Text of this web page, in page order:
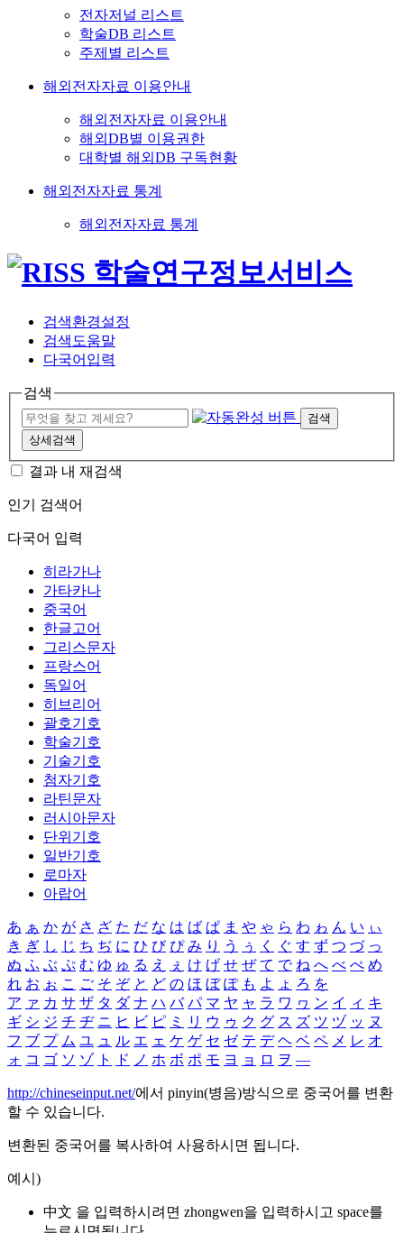
전자저널 리스트
학술DB 리스트
주제별 리스트
해외전자자료 이용안내
해외전자자료 이용안내
해외DB별 이용권한
대학별 해외DB 구독현황
해외전자자료 통계
해외전자자료 통계
검색환경설정
검색도움말
다국어입력
검색
검색
상세검색
결과 내 재검색
인기 검색어
다국어 입력
히라가나
가타카나
중국어
한글고어
그리스문자
프랑스어
독일어
히브리어
괄호기호
학술기호
기술기호
첨자기호
라틴문자
러시아문자
단위기호
일반기호
로마자
아랍어
あ ぁ か が さ ざ た だ な は ば ぱ ま や ゃ ら わ ゎ ん い ぃ
き ぎ し じ ち ぢ に ひ び ぴ み り う ぅ く ぐ す ず つ づ っ
ぬ ふ ぶ ぷ む ゆ ゅ る え ぇ け げ せ ぜ て で ね へ べ ぺ め
れ お ぉ こ ご そ ぞ と ど の ほ ぼ ぽ も よ ょ ろ を
ア ァ カ サ ザ タ ダ ナ ハ バ パ マ ヤ ャ ラ ワ ヮ ン イ ィ キ
ギ シ ジ チ ヂ ニ ヒ ビ ピ ミ リ ウ ゥ ク グ ス ズ ツ ヅ ッ ヌ
フ ブ プ ム ユ ュ ル エ ェ ケ ゲ セ ゼ テ デ ヘ ベ ペ メ レ オ
ォ コ ゴ ソ ゾ ト ド ノ ホ ボ ポ モ ヨ ョ ロ ヲ ―
http://chineseinput.net/에서 pinyin(병음)방식으로 중국어를 변환
할 수 있습니다.
변환된 중국어를 복사하여 사용하시면 됩니다.
예시)
中文 을 입력하시려면 zhongwen을 입력하시고 space를